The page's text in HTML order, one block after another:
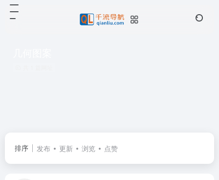
排序 发布 更新 浏览 点赞